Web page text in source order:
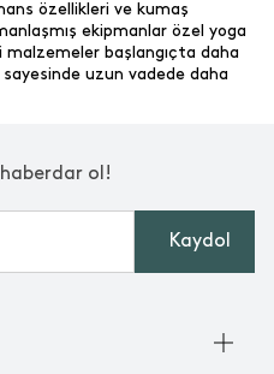
özellikleri ve kumaş
ekipmanlar özel yoga
başlangıçta daha
sayesinde uzun vadede daha
haberdar ol!
Kaydol